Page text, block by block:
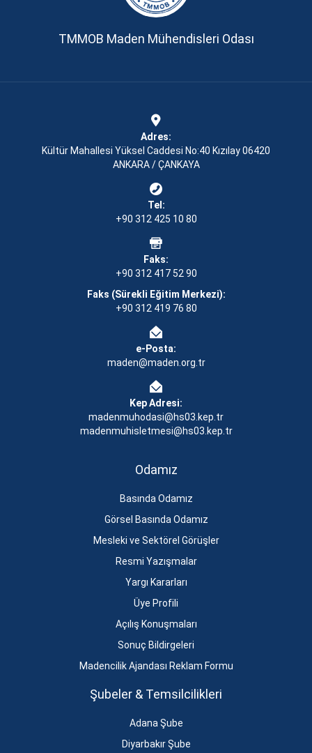
TMMOB Maden Mühendisleri Odası
Adres:
Kültür Mahallesi Yüksel Caddesi No:40 Kızılay 06420
ANKARA / ÇANKAYA
Tel:
+90 312 425 10 80
Faks:
+90 312 417 52 90
Faks (Sürekli Eğitim Merkezi):
+90 312 419 76 80
e-Posta:
maden@maden.org.tr
Kep Adresi:
madenmuhodasi@hs03.kep.tr
madenmuhisletmesi@hs03.kep.tr
Odamız
Basında Odamız
Görsel Basında Odamız
Mesleki ve Sektörel Görüşler
Resmi Yazışmalar
Yargı Kararları
Üye Profili
Açılış Konuşmaları
Sonuç Bildirgeleri
Madencilik Ajandası Reklam Formu
Şubeler & Temsilcilikleri
Adana Şube
Diyarbakır Şube